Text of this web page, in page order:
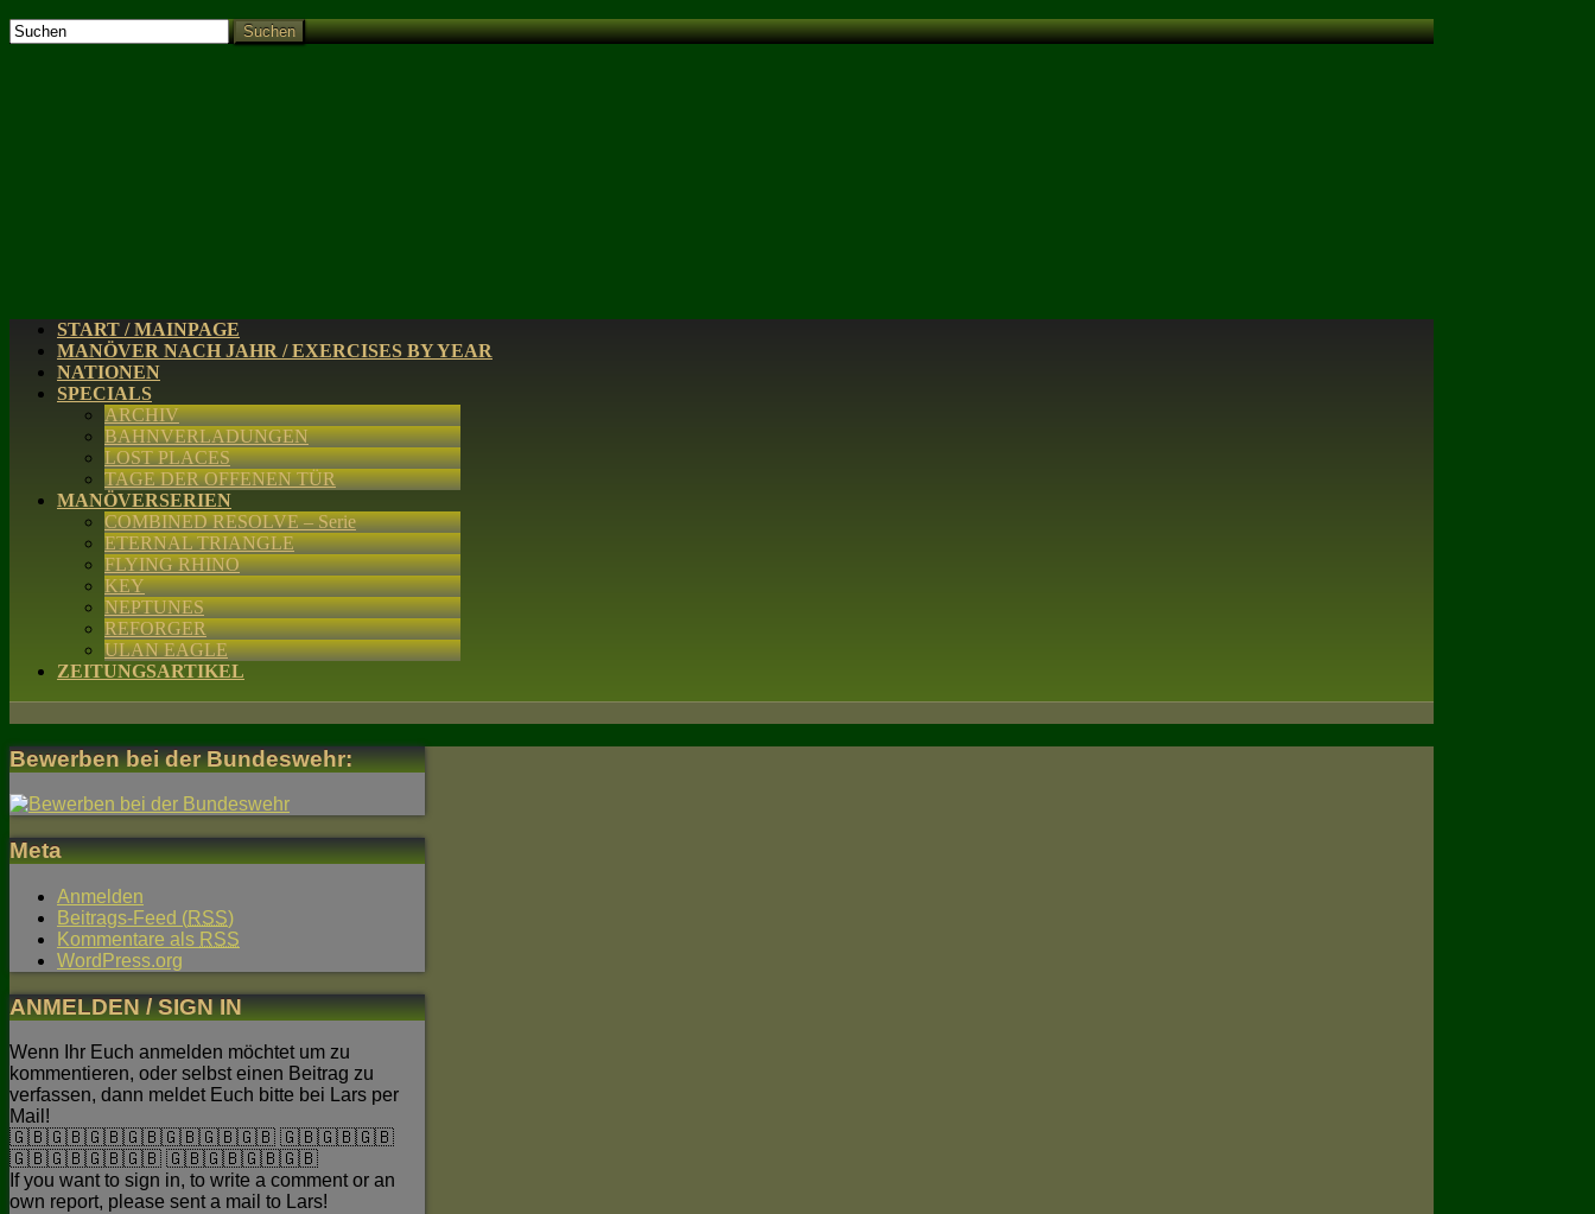
Suchen
START / MAINPAGE
MANÖVER NACH JAHR / EXERCISES BY YEAR
NATIONEN
SPECIALS
ARCHIV
BAHNVERLADUNGEN
LOST PLACES
TAGE DER OFFENEN TÜR
MANÖVERSERIEN
COMBINED RESOLVE – Serie
ETERNAL TRIANGLE
FLYING RHINO
KEY
NEPTUNES
REFORGER
ULAN EAGLE
ZEITUNGSARTIKEL
Bewerben bei der Bundeswehr:
Meta
Anmelden
Beitrags-Feed (RSS)
Kommentare als RSS
WordPress.org
ANMELDEN / SIGN IN
Wenn Ihr Euch anmelden möchtet um zu
kommentieren, oder selbst einen Beitrag zu
verfassen, dann meldet Euch bitte bei Lars per
Mail!
🇬🇧🇬🇧🇬🇧🇬🇧🇬🇧🇬🇧🇬🇧 🇬🇧🇬🇧🇬🇧
🇬🇧🇬🇧🇬🇧🇬🇧 🇬🇧🇬🇧🇬🇧🇬🇧
If you want to sign in, to write a comment or an
own report, please sent a mail to Lars!